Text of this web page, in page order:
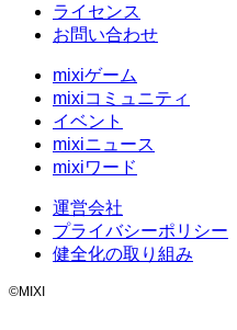
ライセンス
お問い合わせ
mixiゲーム
mixiコミュニティ
イベント
mixiニュース
mixiワード
運営会社
プライバシーポリシー
健全化の取り組み
©MIXI